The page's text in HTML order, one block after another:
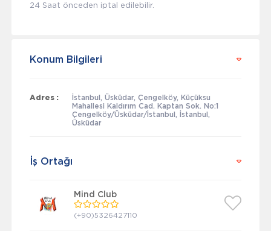
24 Saat önceden iptal edilebilir.
Konum Bilgileri
Adres :
İstanbul, Üsküdar, Çengelköy, Küçüksu
Mahallesi Kaldırım Cad. Kaptan Sok. No:1
Çengelköy/Üsküdar/İstanbul, İstanbul,
Üsküdar
İş Ortağı
Mind Club
(+90)5326427110